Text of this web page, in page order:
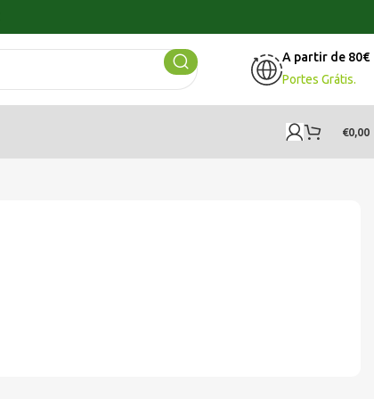
A partir de 80€
Portes Grátis.
€0,00